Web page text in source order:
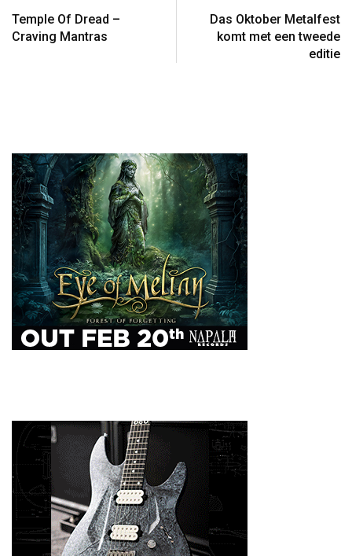
Temple Of Dread –
Craving Mantras
Das Oktober Metalfest
komt met een tweede
editie